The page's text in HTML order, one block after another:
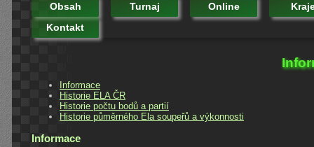
Obsah Turnaj Online
Kontakt
Informace
Historie ELA ČR
Historie počtu bodů a partií
Historie půměrného Ela soupeřů a výkonnosti
Informace